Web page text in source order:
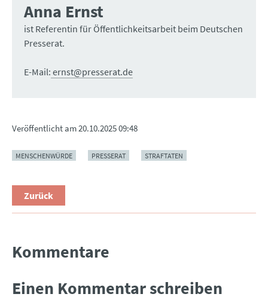
Anna Ernst
ist Referentin für Öffentlichkeitsarbeit beim Deutschen
Presserat.
E-Mail: ernst@presserat.de
Veröffentlicht am20.10.2025 09:48
MENSCHENWÜRDE PRESSERAT STRAFTATEN
Zurück
Kommentare
Einen Kommentar schreiben